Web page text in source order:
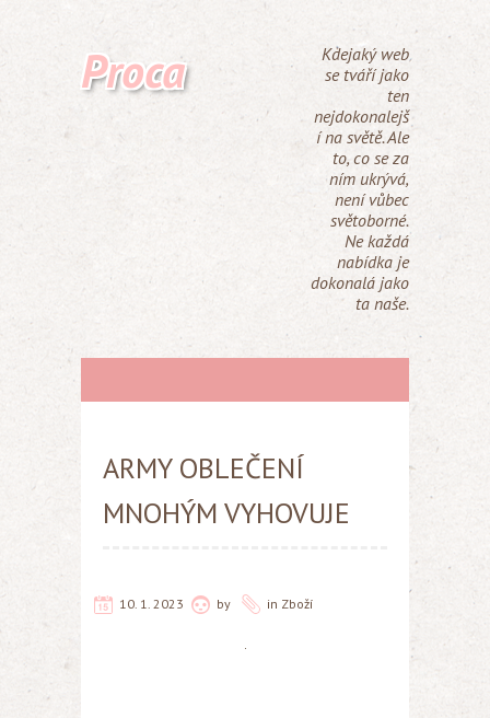
Proca
Kdejaký web
se tváří jako
ten
nejdokonalejš
í na světě. Ale
to, co se za
ním ukrývá,
není vůbec
světoborné.
Ne každá
nabídka je
dokonalá jako
ta naše.
ARMY OBLEČENÍ
MNOHÝM VYHOVUJE
10. 1. 2023 by in Zboží